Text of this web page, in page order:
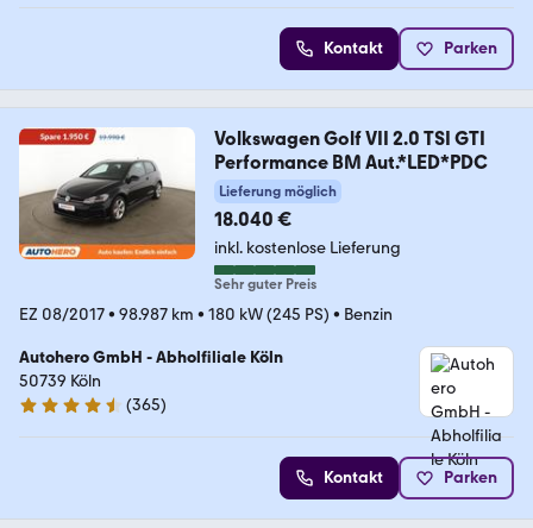
Kontakt Parken
Volkswagen Golf VII 2.0 TSI GTI
Performance BM Aut.*LED*PDC
Lieferung möglich
18.040 €
inkl. kostenlose Lieferung
Sehr guter Preis
EZ 08/2017• 98.987 km • 180 kW (245 PS) • Benzin
Autohero GmbH - Abholfiliale Köln
50739 Köln
4.6 Sterne
(365)
Kontakt Parken